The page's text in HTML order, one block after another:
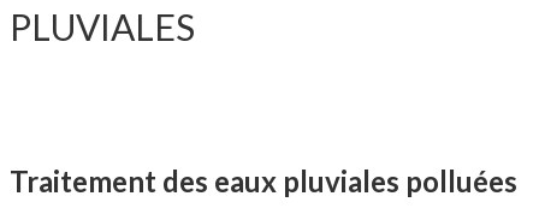
PLUVIALES
Traitement des eaux pluviales polluées